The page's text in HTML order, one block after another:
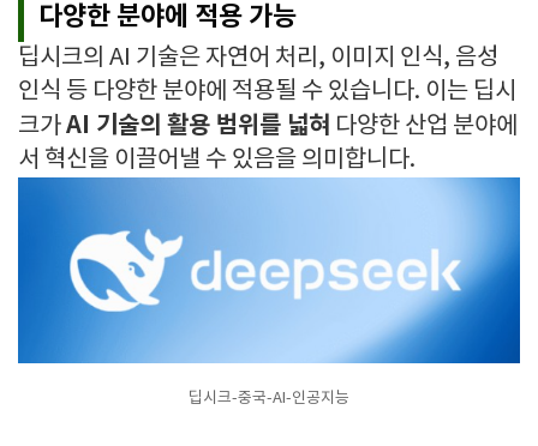
다양한 분야에 적용 가능
딥시크의 AI 기술은 자연어 처리, 이미지 인식, 음성
인식 등 다양한 분야에 적용될 수 있습니다. 이는 딥시
크가AI 기술의 활용 범위를 넓혀 다양한 산업 분야에
서 혁신을 이끌어낼 수 있음을 의미합니다.
딥시크-중국-AI-인공지능